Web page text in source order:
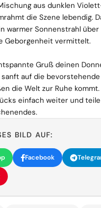
aus dunklen
die Szene lebendig.
warmer Sonnenstrahl
Geborgenheit vermittelt.
Gruß deinen
auf die
die Welt zur Ruhe
einfach weiter und
BILD AUF:
Facebook